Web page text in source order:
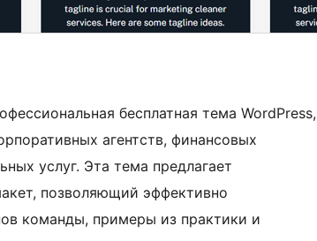
бесплатная тема WordPress,
агентств, финансовых
услуг. Эта тема предлагает
позволяющий эффективно
команды, примеры из практики и